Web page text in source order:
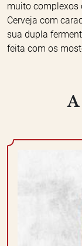
muito complexos
Cerveja com
sua dupla
feita com os
A